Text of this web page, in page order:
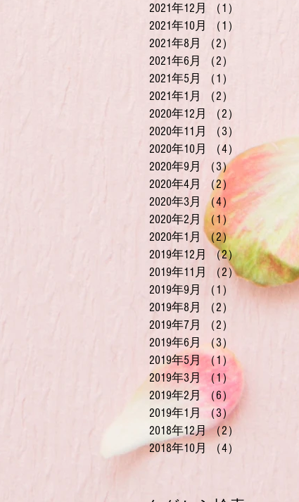
2021年12月
（1）
2021年10月
（1）
2021年8月
（2）
2021年6月
（2）
2021年5月
（1）
2021年1月
（2）
2020年12月
（2）
2020年11月
（3）
2020年10月
（4）
4件の記事
2020年9月
（3） 3件の記事
2020年4月
（2）
2件の記事
2020年3月
（4）4件の記事
2020年2月 （1）1件の記事
2020年1月 （2）2件の記事
2019年12月
（2）2件の記事
2019年11月
（2）2件の記事
2019年9月
（1）
1件の記事
2019年8月
（2）
2件の記事
2019年7月
（2）
2019年6月
（3）
2019年5月 （1）1件の記事
2019年3月
（1）
2019年2月 （6）
6件の記事
2019年1月
（3）3件の記事
2018年12月 （2）
2018年10月
（4）